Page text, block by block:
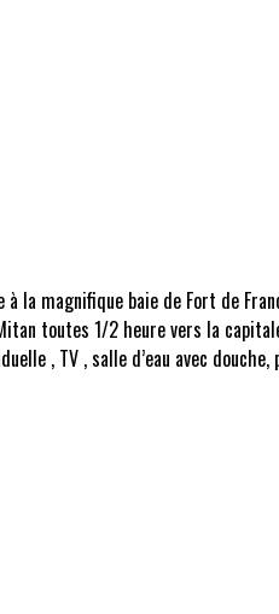
à la magnifique baie de Fort de
toutes 1/2 heure vers la
, TV , salle d’eau avec